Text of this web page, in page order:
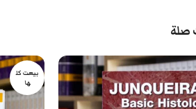
صلة
بيعت كل
ها